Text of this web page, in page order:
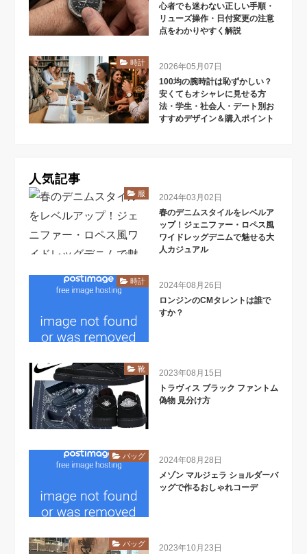
心者でも迷わない正しい手順・
リューズ操作・日付変更の注意
点をわかりやすく解説
時計
2026年05月07日
100均の腕時計は恥ずかしい？
安くてもオシャレに見せる方
法・学生・社会人・デート別お
すすめデザイン＆購入ポイント
人気記事
服
2024年03月02日
春のデニムスタイルをレベルア
ップ！ジェニファー・ロペス風
ワイドレッグデニムで魅せる大
人カジュアル
時計
2024年08月26日
ロンジンのCMタレントは誰で
すか？
靴
2023年08月15日
トラヴィス ブラック ファントム
偽物 見分け方
バッグ
2024年08月28日
メゾン マルジェラ ショルダーバ
ッグで作るおしゃれコーデ
バッグ
2023年10月23日